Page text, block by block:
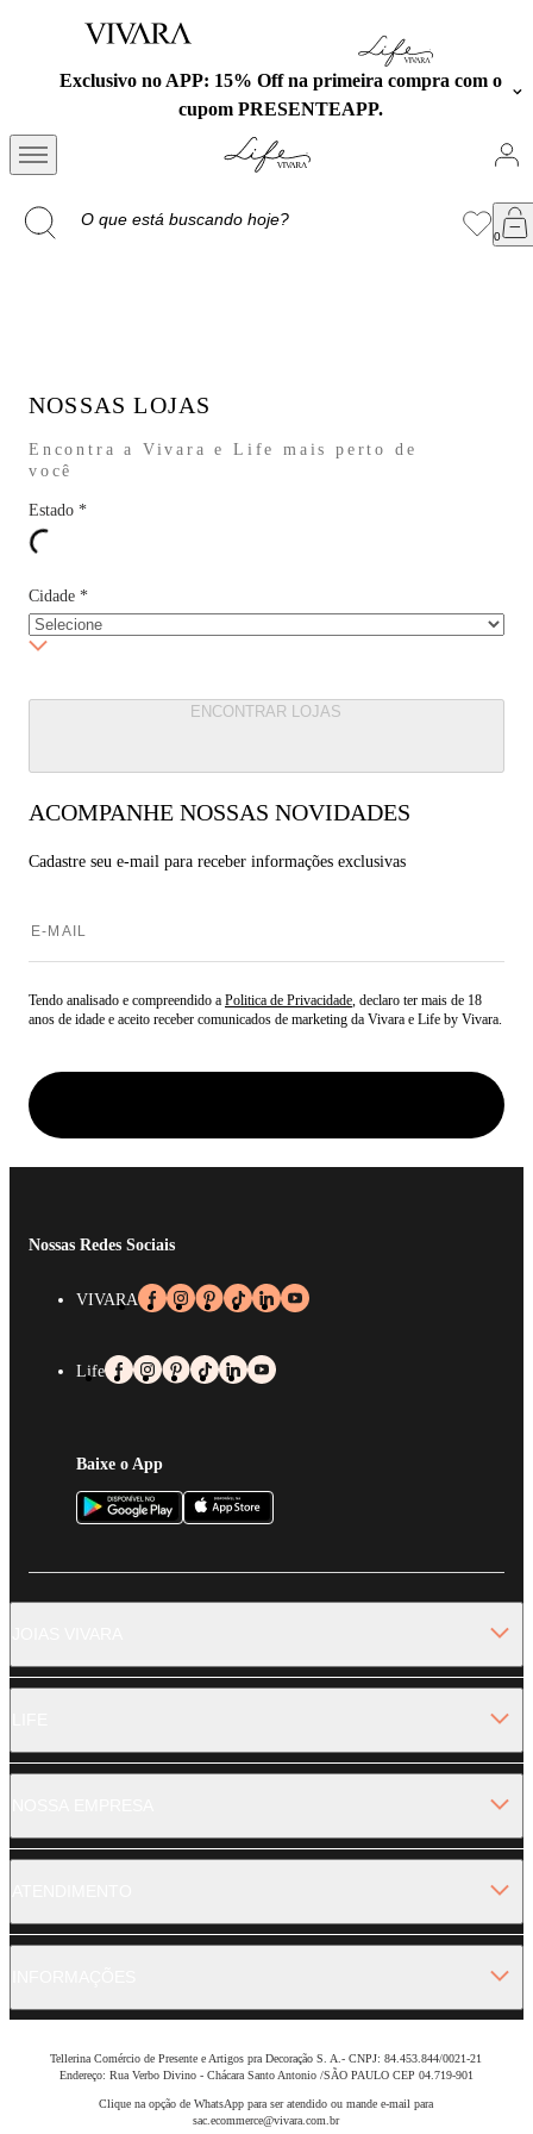
Exclusivo no APP: 15% Off na primeira compra com o
cupom PRESENTEAPP.
NOSSAS LOJAS
Encontra a Vivara e Life mais perto de
você
Estado *
Cidade *
ENCONTRAR LOJAS
ACOMPANHE NOSSAS NOVIDADES
Cadastre seu e-mail para receber informações exclusivas
Tendo analisado e compreendido a Politica de Privacidade, declaro ter mais de 18
anos de idade e aceito receber comunicados de marketing da Vivara e Life by Vivara.
Nossas Redes Sociais
VIVARA
Life
Baixe o App
Tellerina Comércio de Presente e Artigos pra Decoração S. A.- CNPJ: 84.453.844/0021-21
Endereço: Rua Verbo Divino - Chácara Santo Antonio /SÃO PAULO CEP 04.719-901
Clique na opção de WhatsApp para ser atendido ou mande e-mail para
sac.ecommerce@vivara.com.br